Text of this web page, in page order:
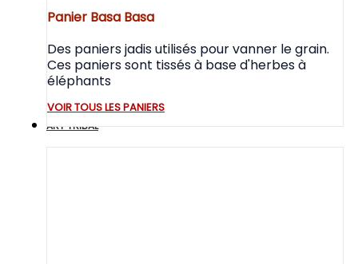
Panier Basa Basa
Des paniers jadis utilisés pour vanner le grain.
Ces paniers sont tissés à base d'herbes à
éléphants
VOIR TOUS LES PANIERS
ART TRIBAL